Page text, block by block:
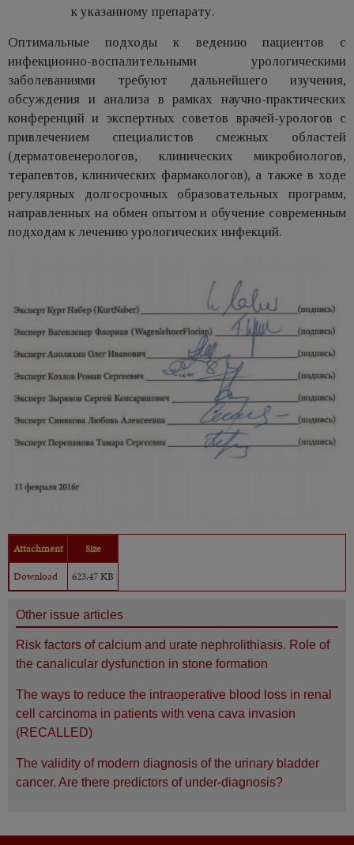
к указанному препарату.
Оптимальные подходы к ведению пациентов с
инфекционно-воспалительными урологическими
заболеваниями требуют дальнейшего изучения,
обсуждения и анализа в рамках научно-практических
конференций и экспертных советов врачей-урологов с
привлечением специалистов смежных областей
(дерматовенерологов, клинических микробиологов,
терапевтов, клинических фармакологов), а также в ходе
регулярных долгосрочных образовательных программ,
направленных на обмен опытом и обучение современным
подходам к лечению урологических инфекций.
Attachment
Size
Download
623.47 KB
Other issue articles
Risk factors of calcium and urate nephrolithiasis. Role of
the canalicular dysfunction in stone formation
The ways to reduce the intraoperative blood loss in renal
cell carcinoma in patients with vena cava invasion
(RECALLED)
The validity of modern diagnosis of the urinary bladder
cancer. Are there predictors of under-diagnosis?